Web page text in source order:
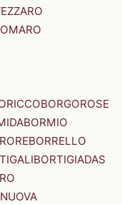
BORGOROSE
BORMIO
BORRELLO
BORTIGIADAS